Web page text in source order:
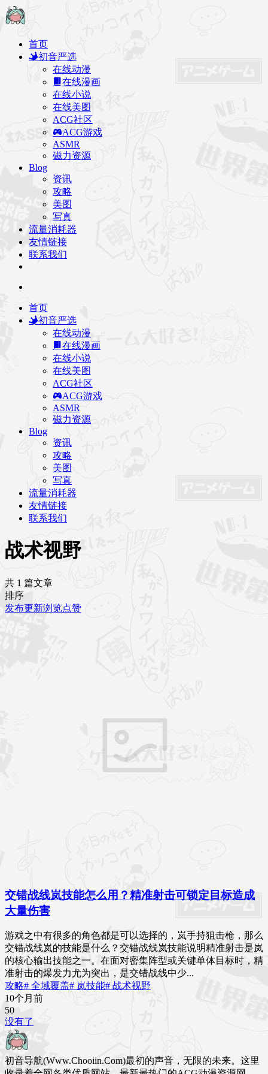
首页
初音严选
在线动漫
在线漫画
在线小说
在线美图
ACG社区
ACG游戏
ASMR
磁力资源
Blog
资讯
攻略
美图
写真
流量消耗器
友情链接
联系我们
首页
初音严选
在线动漫
在线漫画
在线小说
在线美图
ACG社区
ACG游戏
ASMR
磁力资源
Blog
资讯
攻略
美图
写真
流量消耗器
友情链接
联系我们
战术视野
共 1 篇文章
排序
发布更新浏览点赞
交错战线岚技能怎么用？精准射击可锁定目标造成
大量伤害
游戏之中有很多的角色都是可以选择的，岚手持狙击枪，那么
交错战线岚的技能是什么？交错战线岚技能说明精准射击是岚
的核心输出技能之一。在面对密集阵型或关键单体目标时，精
准射击的爆发力尤为突出，是交错战线中少...
攻略# 全域覆盖# 岚技能# 战术视野
10个月前
50
没有了
初音导航(Www.Chooiin.Com)最初的声音，无限的未来。这里